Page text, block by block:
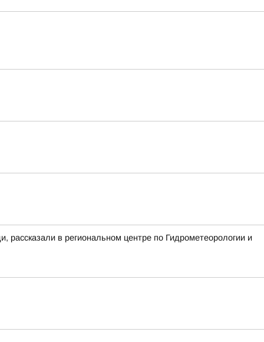
рассказали в региональном центре по Гидрометеорологии и